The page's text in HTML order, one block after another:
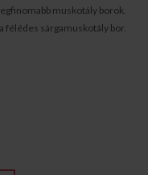
muskotály borok.
félédes sárgamuskotály bor.